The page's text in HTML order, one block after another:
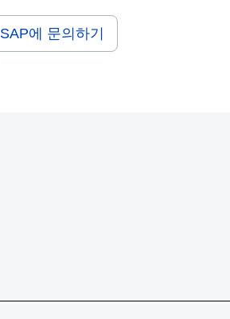
SAP에 문의하기